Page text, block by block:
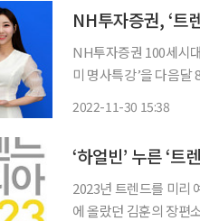
NH투자증권, ‘트
NH투자증권 100세시
미 명사특강’을 다음
2022-11-30 15:38
‘하얼빈’ 누른 ‘
2023년 트렌드를 미리
에 올랐던 김훈의 장편